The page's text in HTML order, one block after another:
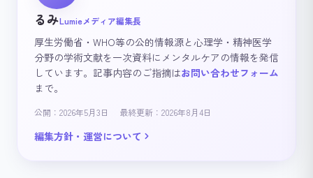
るみLumieメディア編集長
厚生労働省・WHO等の公的情報源と心理学・精神医学
分野の学術文献を一次資料にメンタルケアの情報を発信
しています。記事内容のご指摘はお問い合わせフォーム
まで。
公開：2026年5月3日 最終更新：2026年8月4日
編集方針・運営について